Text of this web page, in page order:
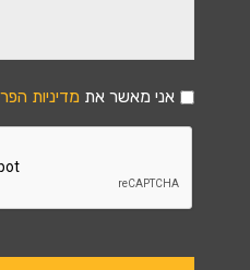
אני מאשר את מדיניות